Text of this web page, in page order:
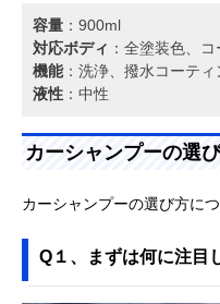
容量 ：900ml
対応ボディ ：全塗装色、
機能：洗浄、撥水コーティ
液性 ：中性
カーシャンプーの選
カーシャンプーの選び方につ
Q１、まずは何に注目